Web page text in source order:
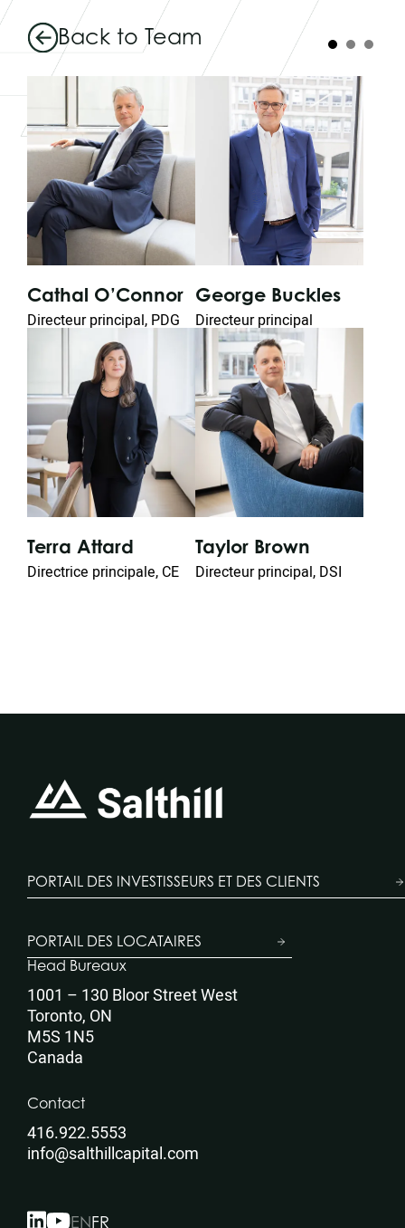
Back to Team
Cathal O’Connor
Directeur principal, PDG
George Buckles
Directeur principal
Terra Attard
Directrice principale, CE
Taylor Brown
Directeur principal, DSI
PORTAIL DES INVESTISSEURS ET DES CLIENTS
PORTAIL DES LOCATAIRES
Head Bureaux
1001 – 130 Bloor Street West
Toronto, ON
M5S 1N5
Canada
Contact
416.922.5553
info@salthillcapital.com
ENFR